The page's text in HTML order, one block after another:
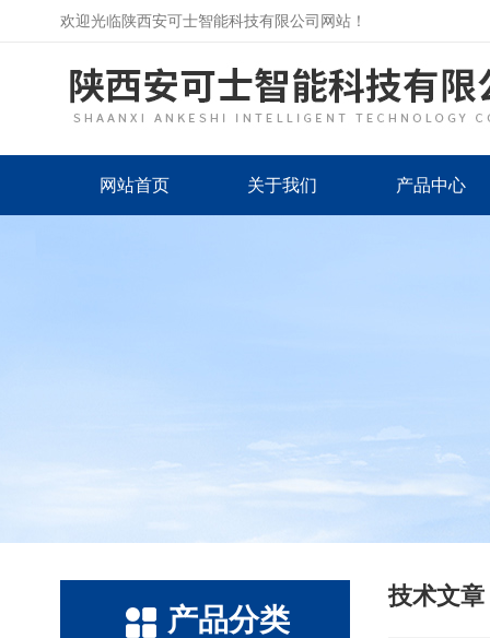
欢迎光临陕西安可士智能科技有限公司网站！
网站首页 关于我们 产品中心
产品分类
技术文章